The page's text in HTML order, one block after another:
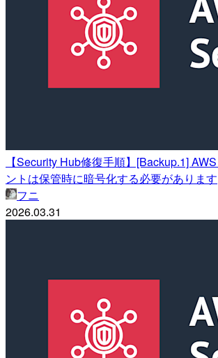
【Security Hub修復手順】[Backup.1]
ントは保管時に暗号化する必要があります
フニ
2026.03.31